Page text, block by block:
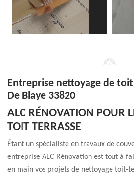
Entreprise nettoyage de
De Blaye 33820
ALC RÉNOVATION POUR
TOIT TERRASSE
Étant un spécialiste en travaux de
entreprise ALC Rénovation est tout à
en main vos projets de nettoyage toit-